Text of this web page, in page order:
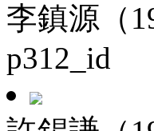
李鎮源（
p312_id